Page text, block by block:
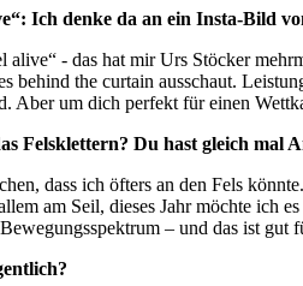
Ich denke da an ein Insta-Bild
alive“ - das hat mir Urs Stöcker
behind the curtain ausschaut.
Aber um dich perfekt für einen
Felsklettern? Du hast gleich
dass ich öfters an den Fels
am Seil, dieses Jahr möchte ich
– und das ist gut